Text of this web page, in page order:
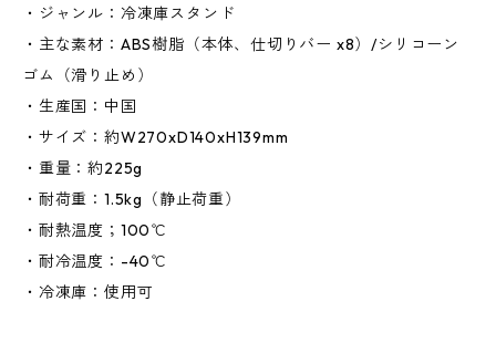
・ジャンル：冷凍庫スタンド
・主な素材：ABS樹脂（本体、仕切りバー x8）/シリコーン
ゴム（滑り止め）
・生産国：中国
・サイズ：約W270xD140xH139mm
・重量：約225g
・耐荷重：1.5kg（静止荷重）
・耐熱温度；100℃
・耐冷温度：-40℃
・冷凍庫：使用可